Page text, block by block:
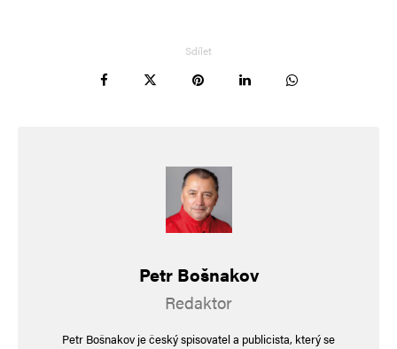
Sdílet
Petr Bošnakov
Redaktor
Petr Bošnakov je český spisovatel a publicista, který se